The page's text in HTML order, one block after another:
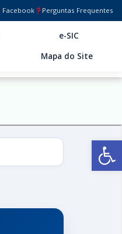
Facebook Perguntas Frequentes
e-SIC
Mapa do Site